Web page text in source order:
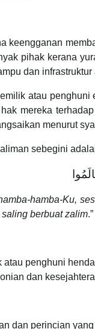
keengganan
pihak kerana
dan
atau penghuni
mereka
menurut
sebegini
hamba-Ku,
berbuat zalim.”
atau penghuni
dan
dan perincian